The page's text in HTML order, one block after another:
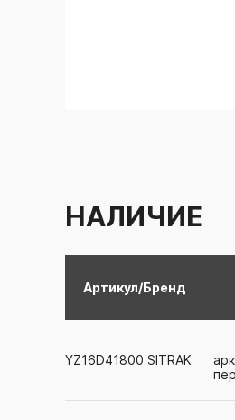
НАЛИЧИЕ
Артикул/Бренд
YZ16D41800 SITRAK